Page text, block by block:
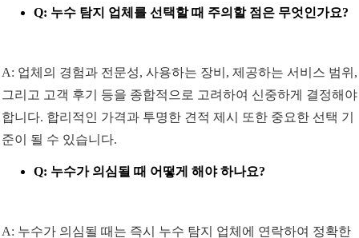
Q: 누수 탐지 업체를 선택할 때 주의할 점은 무엇인가요?
A: 업체의 경험과 전문성, 사용하는 장비, 제공하는 서비스 범위,
그리고 고객 후기 등을 종합적으로 고려하여 신중하게 결정해야
합니다. 합리적인 가격과 투명한 견적 제시 또한 중요한 선택 기
준이 될 수 있습니다.
Q: 누수가 의심될 때 어떻게 해야 하나요?
A: 누수가 의심될 때는 즉시 누수 탐지 업체에 연락하여 정확한